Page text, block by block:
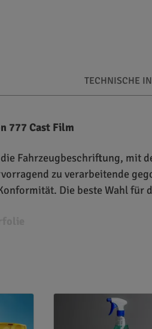
TECHNISCHE
777 Cast Film
Fahrzeugbeschriftung, mit
zu verarbeitende
Die beste Wahl für
und
eingespart.
Verformbarkeit ist der